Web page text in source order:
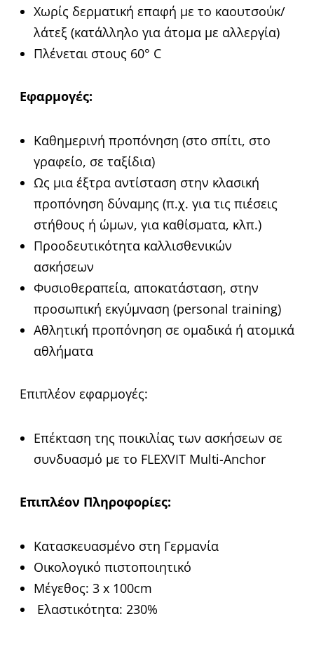
Χωρίς δερματική επαφή με το καουτσούκ/
λάτεξ (κατάλληλο για άτομα με αλλεργία)
Πλένεται στους 60° C
Εφαρμογές:
Καθημερινή προπόνηση (στο σπίτι, στο
γραφείο, σε ταξίδια)
Ως μια έξτρα αντίσταση στην κλασική
προπόνηση δύναμης (π.χ. για τις πιέσεις
στήθους ή ώμων, για καθίσματα, κλπ.)
Προοδευτικότητα καλλισθενικών
ασκήσεων
Φυσιοθεραπεία, αποκατάσταση, στην
προσωπική εκγύμναση (personal training)
Αθλητική προπόνηση σε ομαδικά ή ατομικά
αθλήματα
Επιπλέον εφαρμογές:
Επέκταση της ποικιλίας των ασκήσεων σε
συνδυασμό με το FLEXVIT Multi-Anchor
Επιπλέον Πληροφορίες:
Κατασκευασμένο στη Γερμανία
Οικολογικό πιστοποιητικό
Μέγεθος: 3 x 100cm
Ελαστικότητα: 230%